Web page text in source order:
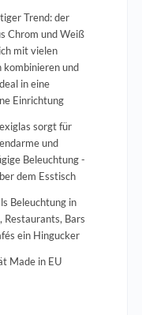
Trend: der
Chrom und Weiß
mit vielen
kombinieren und
in eine
Einrichtung
sorgt für
und
Beleuchtung -
dem Esstisch
Beleuchtung in
Restaurants, Bars
ein Hingucker
Made in EU